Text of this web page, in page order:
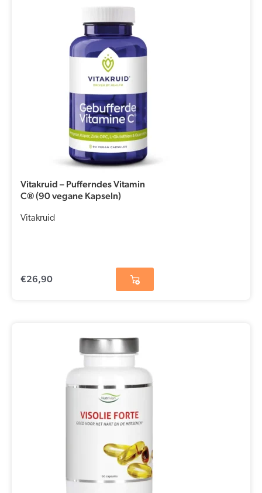
Vitakruid – Pufferndes Vitamin
C® (90 vegane Kapseln)
Vitakruid
€26,90